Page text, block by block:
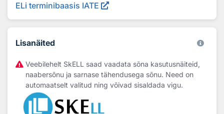
ELi terminibaasis IATE
Lisanäited
Veebilehelt SkELL saad vaadata sõna kasutusnäiteid,
naabersõnu ja sarnase tähendusega sõnu. Need on
automaatselt valitud ning võivad sisaldada vigu.